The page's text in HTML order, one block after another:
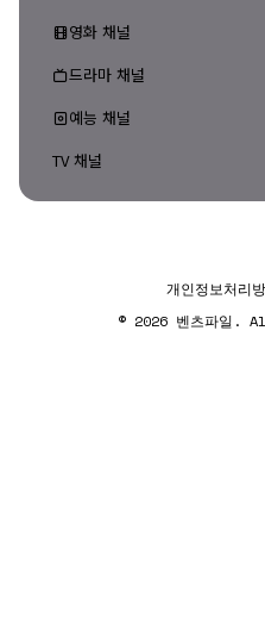
영화 채널
드라마 채널
예능 채널
TV 채널
개인정보처리
© 2026 벤츠파일.